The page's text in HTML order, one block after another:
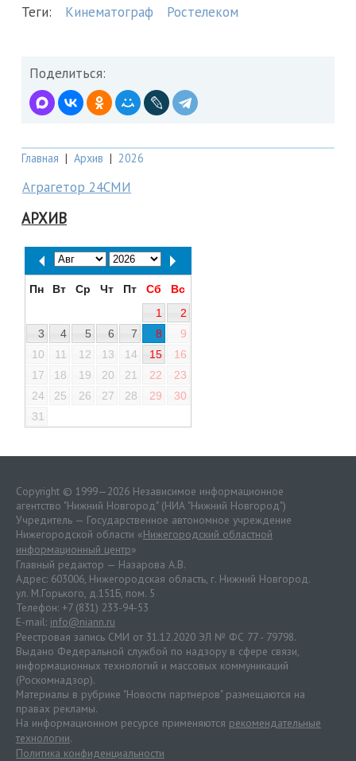
Теги: Кинематограф Ростелеком
Поделиться:
Главная | Архив | 2026
Аграгетор 24СМИ
АРХИВ
Пн Вт Ср Чт Пт Сб
Вс
1
2
3
4 5 6 7 8
9
10
11 12 13 14 15
16
17
18 19 20 21 22
23
24
25 26 27 28 29
30
31
Copyright © 1999—2026 Независимое информационное
агентство "Нижний Новгород" (НИА "Нижний Новгород")
Учредитель — Государственное автономное учреждение
Нижегородской области «Нижегородский областной
информационный центр»
Главный редактор — Назарова А.В.
Адрес: 603006, Нижегородская область, г. Нижний Новгород.
ул. М.Горького, д.151Б, пом. 5
Телефон: +7 (831) 233-94-53
E-mail: info@niann.ru
Реестровая запись СМИ от 31.12.2020 ЭЛ № ФС 77 - 79798.
Выдано Федеральной службой по надзору в сфере связи,
информационных технологий и массовых коммуникаций
(Роскомнадзор).
Материалы в рубрике "Новости партнеров" размещаются на
правах рекламы.
На информационном ресурсе применяются рекомендательные
технологии.
Политика конфиденциальности